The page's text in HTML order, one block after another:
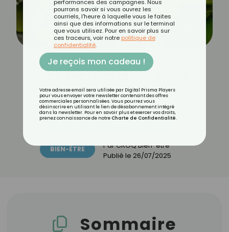
Les bienfaits du séné
Découvrez les 11 menus CROQ
BIEN-ÊTRE ParCROQ Bien-être
Publié le 26/07/2025
Sommaire
performances des campagnes. Nous
pourrons savoir si vous ouvrez les
courriels, l'heure à laquelle vous le faites
ainsi que des informations sur le terminal
que vous utilisez. Pour en savoir plus sur
ces traceurs, voir notre politique de
confidentialité.
Je reçois mon cadeau !
Votre adresse email sera utilisée par Digital Prisma Players
pour vous envoyer votre newsletter contenant des offres
commerciales personnalisées. Vous pourrez vous
désinscrire en utilisant le lien de désabonnement intégré
dans la newsletter. Pour en savoir plus et exercer vos droits,
prenez connaissance de notre Charte de Confidentialité.